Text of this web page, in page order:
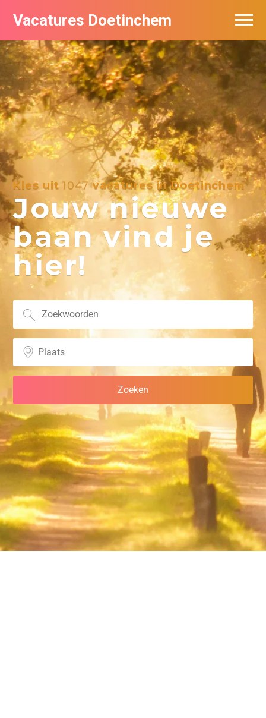
Vacatures Doetinchem
Kies uit1047vacatures in Doetinchem
Jouw nieuwe
baan vind je
hier!
Vacatures per bedrijf
De populairste vacatures in Doetinchem
Nieuwsbrief feed